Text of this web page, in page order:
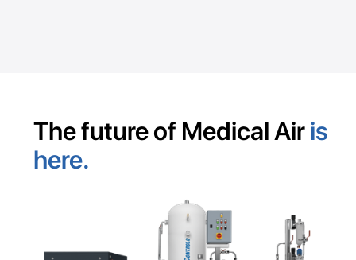
The future of Medical Airis
here.